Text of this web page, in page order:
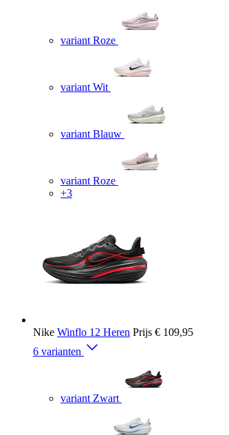
variant Roze
variant Wit
variant Blauw
variant Roze
+3
Nike Winflo 12 Heren Prijs € 109,95
6 varianten
variant Zwart